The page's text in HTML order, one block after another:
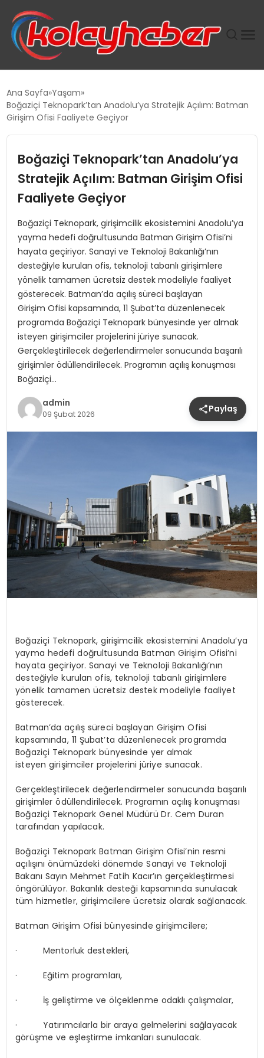
SUWEN’IN İSTIHDAM MODELI EKONOMIDE KADIN
TANYER YAPI ZEMIN MÜHENDISLIĞINDE HEDEF
BÜYÜTTÜ
TOROSLAR’DA PAZAR GERGİNLİĞİ!
Ana Sayfa Yaşam
Boğaziçi Teknopark’tan Anadolu’ya Stratejik Açılım: Batman
Girişim Ofisi Faaliyete Geçiyor
Boğaziçi Teknopark’tan Anadolu’ya
Stratejik Açılım: Batman Girişim Ofisi
Faaliyete Geçiyor
Boğaziçi Teknopark, girişimcilik ekosistemini Anadolu’ya
yayma hedefi doğrultusunda Batman Girişim Ofisi’ni
hayata geçiriyor. Sanayi ve Teknoloji Bakanlığı’nın
desteğiyle kurulan ofis, teknoloji tabanlı girişimlere
yönelik tamamen ücretsiz destek modeliyle faaliyet
gösterecek. Batman’da açılış süreci başlayan
Girişim Ofisi kapsamında, 11 Şubat’ta düzenlenecek
programda Boğaziçi Teknopark bünyesinde yer almak
isteyen girişimciler projelerini jüriye sunacak.
Gerçekleştirilecek değerlendirmeler sonucunda başarılı
girişimler ödüllendirilecek. Programın açılış konuşması
Boğaziçi…
admin
09 Şubat 2026 Paylaş
Boğaziçi Teknopark, girişimcilik ekosistemini Anadolu’ya
yayma hedefi doğrultusunda Batman Girişim Ofisi’ni
hayata geçiriyor. Sanayi ve Teknoloji Bakanlığı’nın
desteğiyle kurulan ofis, teknoloji tabanlı girişimlere
yönelik tamamen ücretsiz destek modeliyle faaliyet
gösterecek.
Batman’da açılış süreci başlayan Girişim Ofisi
kapsamında, 11 Şubat’ta düzenlenecek programda
Boğaziçi Teknopark bünyesinde yer almak
isteyen girişimciler projelerini jüriye sunacak.
Gerçekleştirilecek değerlendirmeler sonucunda başarılı
girişimler ödüllendirilecek. Programın açılış konuşması
Boğaziçi Teknopark Genel Müdürü Dr. Cem Duran
tarafından yapılacak.
Boğaziçi Teknopark Batman Girişim Ofisi’nin resmi
açılışını önümüzdeki dönemde Sanayi ve Teknoloji
Bakanı Sayın Mehmet Fatih Kacır’ın gerçekleştirmesi
öngörülüyor. Bakanlık desteği kapsamında sunulacak
tüm hizmetler, girişimcilere ücretsiz olarak sağlanacak.
Batman Girişim Ofisi bünyesinde girişimcilere;
· Mentorluk destekleri,
· Eğitim programları,
· İş geliştirme ve ölçeklenme odaklı çalışmalar,
· Yatırımcılarla bir araya gelmelerini sağlayacak
görüşme ve eşleştirme imkanları sunulacak.